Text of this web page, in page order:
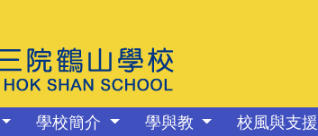
學校簡介 學與教 校風與支援